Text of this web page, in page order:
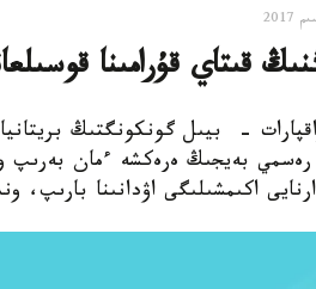
قىتاي قۇرامىنا قوسىلعانىنا 20
رەسمي بەيجىڭ ەرەكشە ءمان
اكىمشىلىگى اۋدانىنا بارىپ،